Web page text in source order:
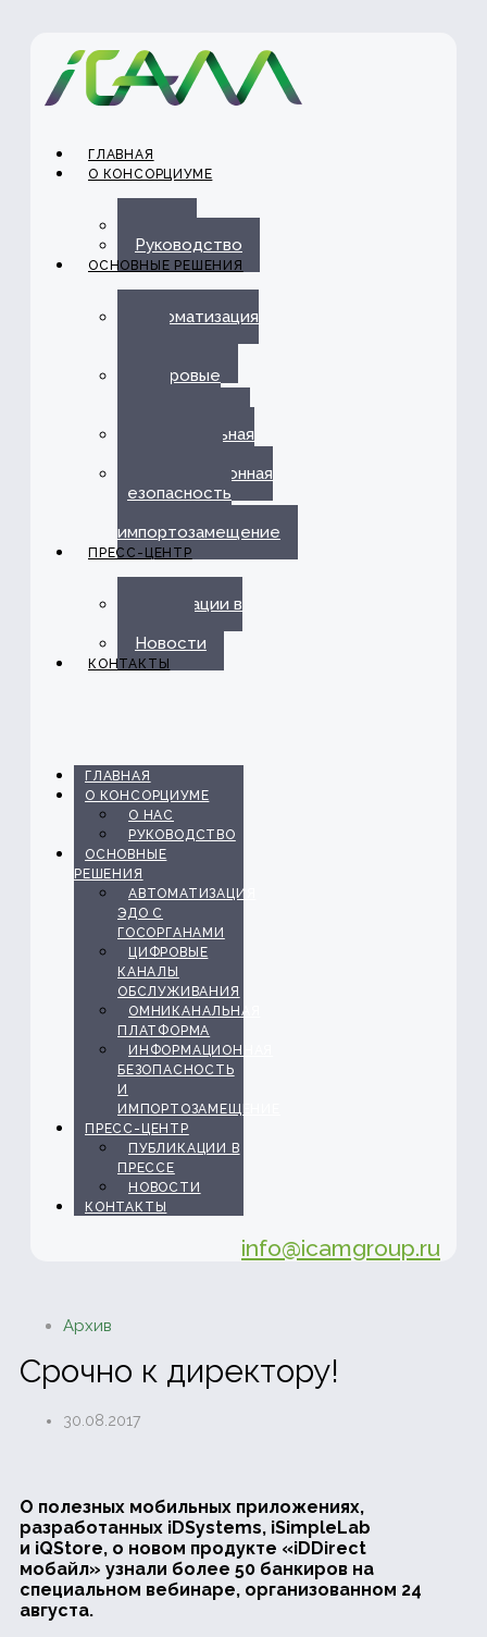
ГЛАВНАЯ
О КОНСОРЦИУМЕ
Руководство
ОСНОВНЫЕ РЕШЕНИЯ
Автоматизация
Цифровые
Омниканальная
Информационная
безопасность
импортозамещение
ПРЕСС-ЦЕНТР
Публикации в
Новости
КОНТАКТЫ
ГЛАВНАЯ
О КОНСОРЦИУМЕ
О НАС
РУКОВОДСТВО
ОСНОВНЫЕ
РЕШЕНИЯ
АВТОМАТИЗАЦИЯ
ЭДО С
ГОСОРГАНАМИ
ЦИФРОВЫЕ
КАНАЛЫ
ОБСЛУЖИВАНИЯ
ОМНИКАНАЛЬНАЯ
ПЛАТФОРМА
ИНФОРМАЦИОННАЯ
БЕЗОПАСНОСТЬ
И
ИМПОРТОЗАМЕЩЕНИЕ
ПРЕСС-ЦЕНТР
ПУБЛИКАЦИИ В
ПРЕССЕ
НОВОСТИ
КОНТАКТЫ
info@icamgroup.ru
Архив
Срочно к директору!
30.08.2017
О полезных мобильных приложениях,
разработанных iDSystems, iSimpleLab
и iQStore, о новом продукте «iDDirect
мобайл» узнали более 50 банкиров на
специальном вебинаре, организованном 24
августа.